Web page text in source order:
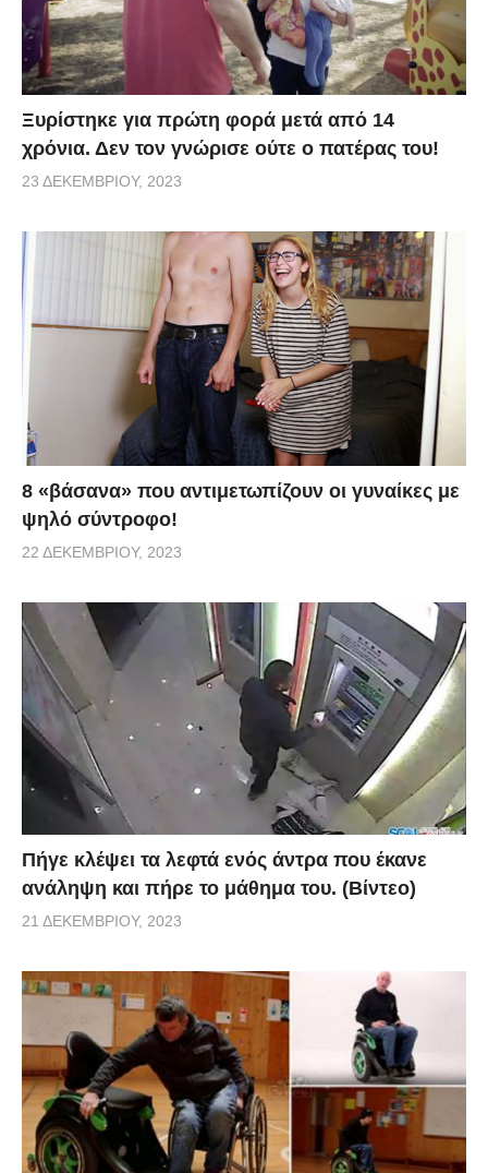
Ξυρίστηκε για πρώτη φορά μετά από 14
χρόνια. Δεν τον γνώρισε ούτε ο πατέρας του!
23 ΔΕΚΕΜΒΡΊΟΥ, 2023
8 «βάσανα» που αντιμετωπίζουν οι γυναίκες με
ψηλό σύντροφο!
22 ΔΕΚΕΜΒΡΊΟΥ, 2023
Πήγε κλέψει τα λεφτά ενός άντρα που έκανε
ανάληψη και πήρε το μάθημα του. (Βίντεο)
21 ΔΕΚΕΜΒΡΊΟΥ, 2023